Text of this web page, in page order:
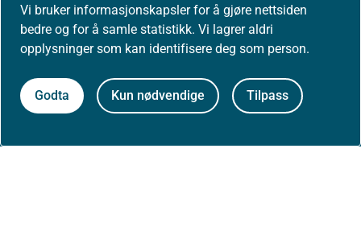
Vi bruker informasjonskapsler for å gjøre nettsiden
bedre og for å samle statistikk. Vi lagrer aldri
opplysninger som kan identifisere deg som person.
Godta Kun nødvendige Tilpass
Om nettstedet
Personvernerklæring